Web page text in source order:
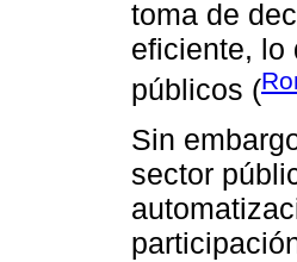
toma de
eficiente, lo
públicos (
Sin
sector